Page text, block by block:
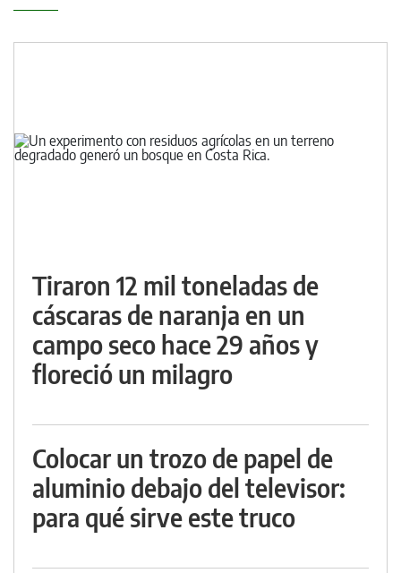
Tiraron 12 mil toneladas de
cáscaras de naranja en un
campo seco hace 29 años y
floreció un milagro
Colocar un trozo de papel de
aluminio debajo del televisor:
para qué sirve este truco